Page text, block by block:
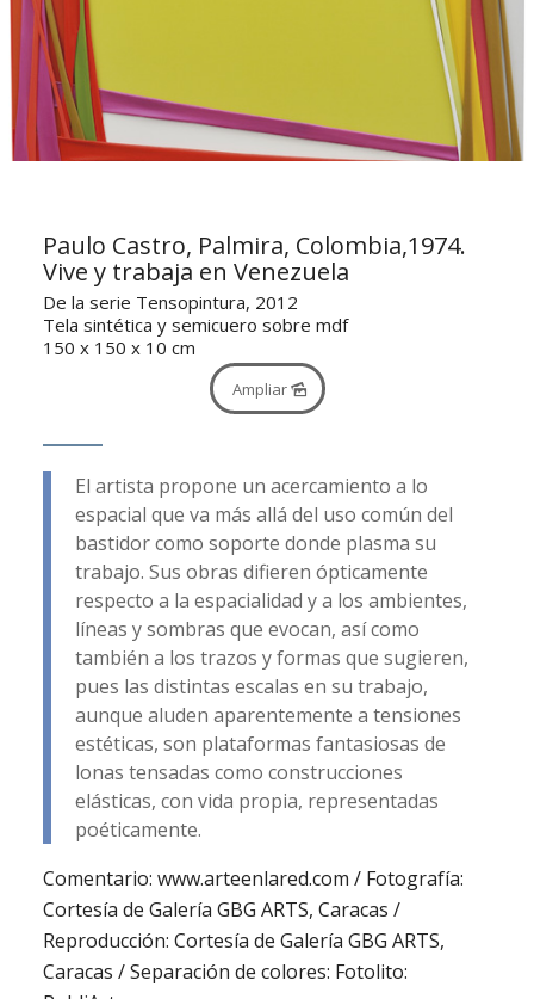
Paulo Castro, Palmira, Colombia,1974.
Vive y trabaja en Venezuela
De la serie Tensopintura, 2012
Tela sintética y semicuero sobre mdf
150 x 150 x 10 cm
Ampliar
El artista propone un acercamiento a lo
espacial que va más allá del uso común del
bastidor como soporte donde plasma su
trabajo. Sus obras difieren ópticamente
respecto a la espacialidad y a los ambientes,
líneas y sombras que evocan, así como
también a los trazos y formas que sugieren,
pues las distintas escalas en su trabajo,
aunque aluden aparentemente a tensiones
estéticas, son plataformas fantasiosas de
lonas tensadas como construcciones
elásticas, con vida propia, representadas
poéticamente.
Comentario: www.arteenlared.com / Fotografía:
Cortesía de Galería GBG ARTS, Caracas /
Reproducción: Cortesía de Galería GBG ARTS,
Caracas / Separación de colores: Fotolito: